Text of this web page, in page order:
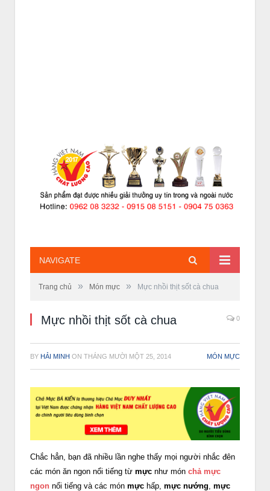
NAVIGATE
Trang chủ » Món mực » Mực nhồi thịt sốt cà chua
Mực nhồi thịt sốt cà chua 0
BY HẢI MINH ON THÁNG MƯỜI MỘT 25, 2014 MÓN MỰC
Chắc hẳn, bạn đã nhiều lần nghe thấy mọi người nhắc đên
các món ăn ngon nổi tiếng từ mực như món chả mực
ngon nổi tiếng và các món mực hấp, mực nướng mực